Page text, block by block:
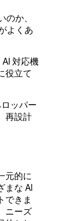
か、
よくあ
対応機
役立て
ッパー
再設計
元的に
まな AI
できま
ニーズ